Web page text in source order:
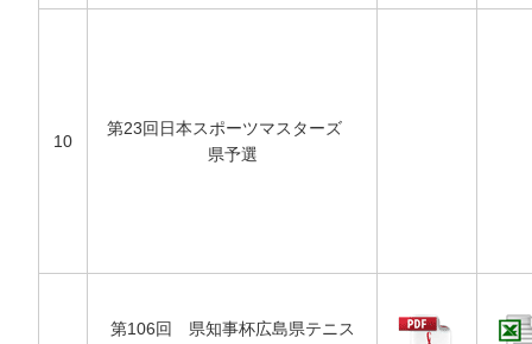
10
第23回日本スポーツマスターズ
県予選
第106回 県知事杯広島県テニス